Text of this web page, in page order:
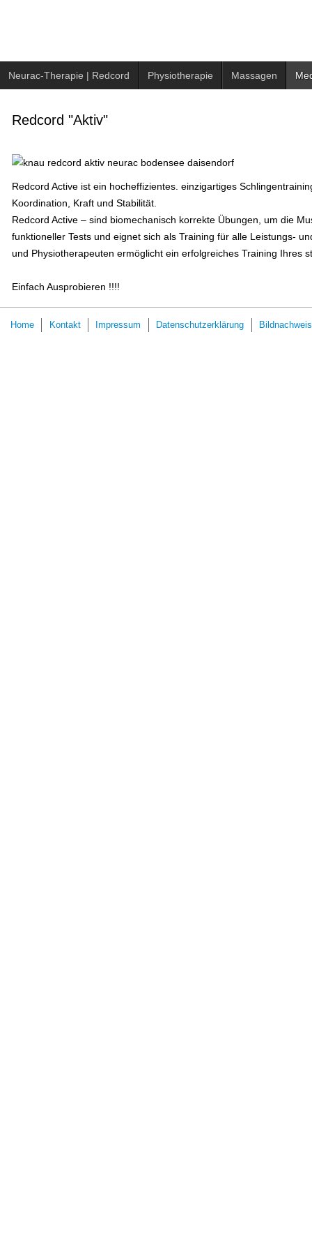
Neurac-Therapie | Redcord Physiotherapie Massagen
Redcord "Aktiv"
Redcord Active ist ein hocheffizientes. einzigartiges
Koordination, Kraft und Stabilität.
Redcord Active – sind biomechanisch korrekte Übungen, um die
funktioneller Tests und eignet sich als Training für alle Leistungs-
und Physiotherapeuten ermöglicht ein erfolgreiches Training Ihres
Einfach Ausprobieren !!!!
Home Kontakt Impressum Datenschutzerklärung Bildnachweis